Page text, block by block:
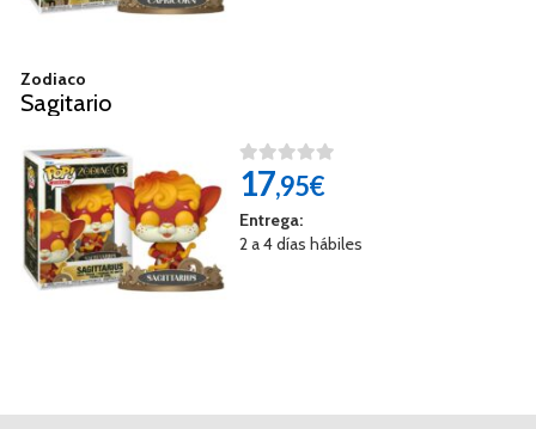
Zodiaco
Sagitario
17,95€
Entrega:
2 a 4 días hábiles